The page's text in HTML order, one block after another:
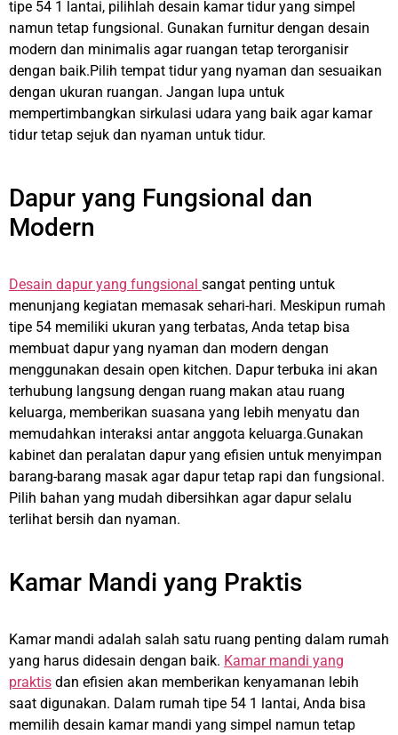
tipe 54 1 lantai, pilihlah desain kamar tidur yang simpel
namun tetap fungsional. Gunakan furnitur dengan desain
modern dan minimalis agar ruangan tetap terorganisir
dengan baik.Pilih tempat tidur yang nyaman dan sesuaikan
dengan ukuran ruangan. Jangan lupa untuk
mempertimbangkan sirkulasi udara yang baik agar kamar
tidur tetap sejuk dan nyaman untuk tidur.
Dapur yang Fungsional dan
Modern
Desain dapur yang fungsional sangat penting untuk
menunjang kegiatan memasak sehari-hari. Meskipun rumah
tipe 54 memiliki ukuran yang terbatas, Anda tetap bisa
membuat dapur yang nyaman dan modern dengan
menggunakan desain open kitchen. Dapur terbuka ini akan
terhubung langsung dengan ruang makan atau ruang
keluarga, memberikan suasana yang lebih menyatu dan
memudahkan interaksi antar anggota keluarga.Gunakan
kabinet dan peralatan dapur yang efisien untuk menyimpan
barang-barang masak agar dapur tetap rapi dan fungsional.
Pilih bahan yang mudah dibersihkan agar dapur selalu
terlihat bersih dan nyaman.
Kamar Mandi yang Praktis
Kamar mandi adalah salah satu ruang penting dalam rumah
yang harus didesain dengan baik. Kamar mandi yang
praktis dan efisien akan memberikan kenyamanan lebih
saat digunakan. Dalam rumah tipe 54 1 lantai, Anda bisa
memilih desain kamar mandi yang simpel namun tetap